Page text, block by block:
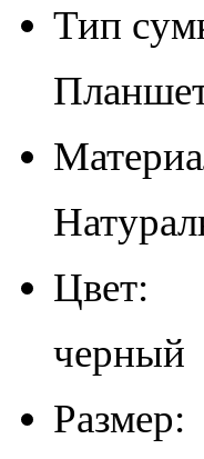
Тип
Цвет:
черный
Размер: